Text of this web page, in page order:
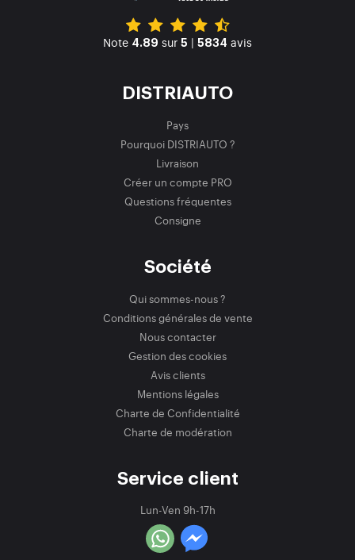
Note 4.89 sur 5 | 5834 avis
DISTRIAUTO
Pays
Pourquoi DISTRIAUTO ?
Livraison
Créer un compte PRO
Questions fréquentes
Consigne
Société
Qui sommes-nous ?
Conditions générales de vente
Nous contacter
Gestion des cookies
Avis clients
Mentions légales
Charte de Confidentialité
Charte de modération
Service client
Lun-Ven 9h-17h